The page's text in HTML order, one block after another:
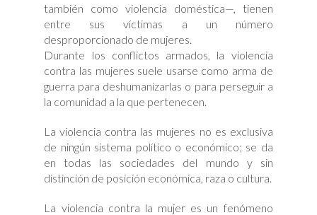
también como violencia doméstica—, tienen
entre sus víctimas a un número
desproporcionado de mujeres.
Durante los conflictos armados, la violencia
contra las mujeres suele usarse como arma de
guerra para deshumanizarlas o para perseguir a
la comunidad a la que pertenecen.
La violencia contra las mujeres no es exclusiva
de ningún sistema político o económico; se da
en todas las sociedades del mundo y sin
distinción de posición económica, raza o cultura.
La violencia contra la mujer es un fenómeno